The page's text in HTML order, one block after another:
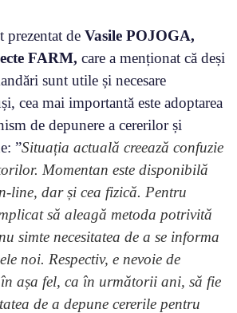
prezentat de Vasile POJOGA,
FARM, care a menționat că deși
sunt utile și necesare
cea mai importantă este adoptarea
de depunere a cererilor și
”Situația actuală creează confuzie
Momentan este disponibilă
line, dar și cea fizică. Pentru
să aleagă metoda potrivită
simte necesitatea de a se informa
noi. Respectiv, e nevoie de
așa fel, ca în următorii ani, să fie
de a depune cererile pentru